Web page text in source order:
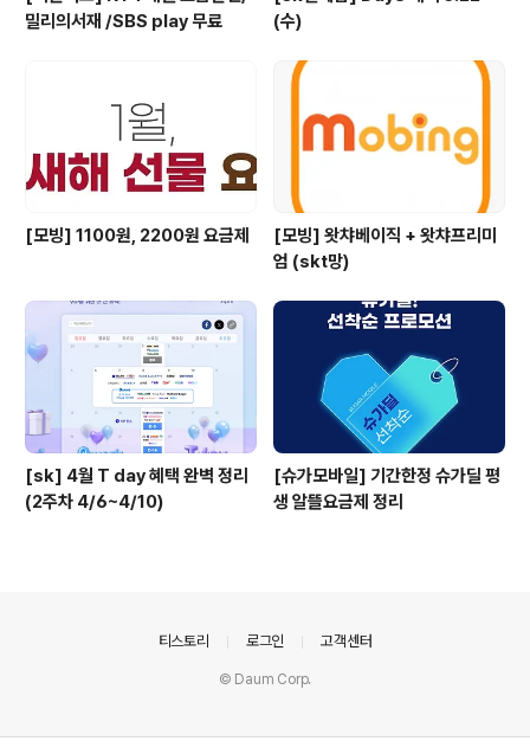
밀리의서재 /SBS play 무료
(수)
[모빙] 1100원, 2200원 요금제
[모빙] 왓챠베이직 + 왓챠프리미
엄 (skt망)
[sk] 4월 T day 혜택 완벽 정리
(2주차 4/6~4/10)
[슈가모바일] 기간한정 슈가딜 평
생 알뜰요금제 정리
티스토리 로그인 고객센터
© Daum Corp.